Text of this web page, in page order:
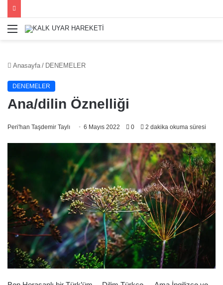
Menü
Anasayfa / DENEMELER
DENEMELER
Ana/dilin Öznelliği
Peri'han Taşdemir Taylı 6 Mayıs 2022 0 2 dakika okuma süresi